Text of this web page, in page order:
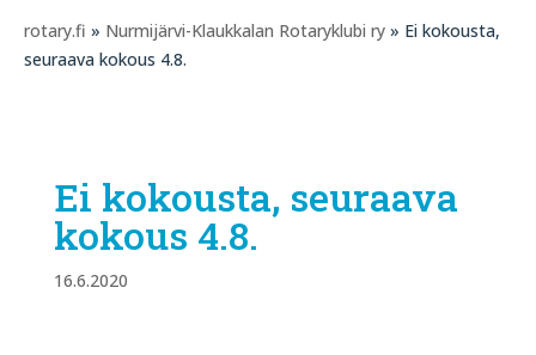
rotary.fi » Nurmijärvi-Klaukkalan Rotaryklubi ry » Ei kokousta,
seuraava kokous 4.8.
Ei kokousta, seuraava
kokous 4.8.
16.6.2020